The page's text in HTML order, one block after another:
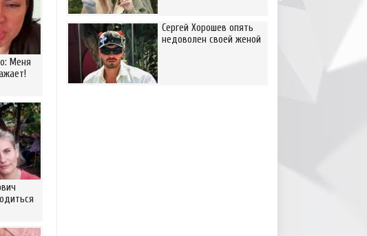
Меня
Сергей Хорошев опять
недоволен своей женой